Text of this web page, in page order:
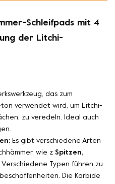
Schleifpads mit 4
der Litchi-
das zum
verwendet wird, um Litchi-
zu veredeln. Ideal auch
Es gibt verschiedene Arten
wie z Spitzen,
Verschiedene Typen führen zu
Die Karbide